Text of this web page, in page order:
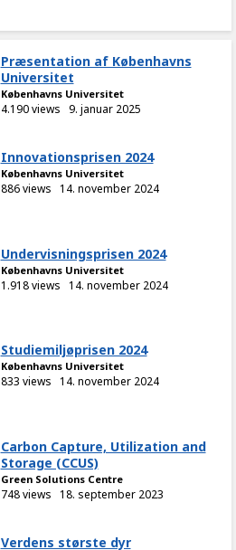
Præsentation af Københavns
Universitet
Københavns Universitet
4.190 views 9. januar 2025
Innovationsprisen 2024
Københavns Universitet
886 views 14. november 2024
Undervisningsprisen 2024
Københavns Universitet
1.918 views 14. november 2024
Studiemiljøprisen 2024
Københavns Universitet
833 views 14. november 2024
Carbon Capture, Utilization and
Storage (CCUS)
Green Solutions Centre
748 views 18. september 2023
Verdens største dyr